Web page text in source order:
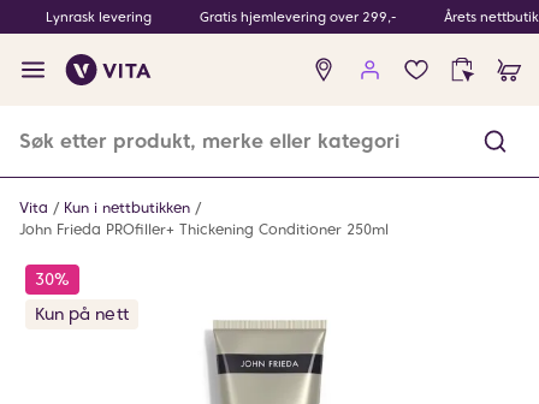
Lynrask levering Gratis hjemlevering over 299,- Årets
Ingen
produkter
Vita
Kun i nettbutikken
John Frieda PROfiller+ Thickening Conditioner 250ml
30%
Kun på nett